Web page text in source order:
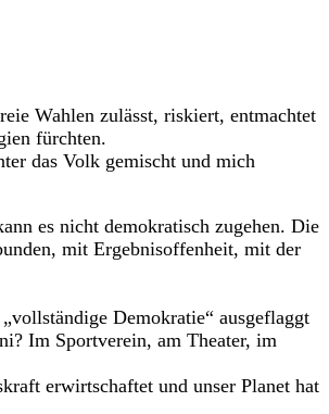
Wahlen zulässt, riskiert, entmachtet
fürchten.
das Volk gemischt und mich
es nicht demokratisch zugehen. Die
mit Ergebnisoffenheit, mit der
Demokratie“ ausgeflaggt
Im Sportverein, am Theater, im
erwirtschaftet und unser Planet hat